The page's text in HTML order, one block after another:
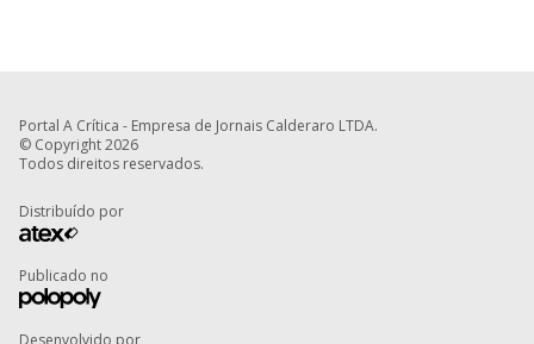
Portal A Crítica - Empresa de Jornais Calderaro LTDA.
© Copyright 2026
Todos direitos reservados.
Distribuído por
Publicado no
Desenvolvido por